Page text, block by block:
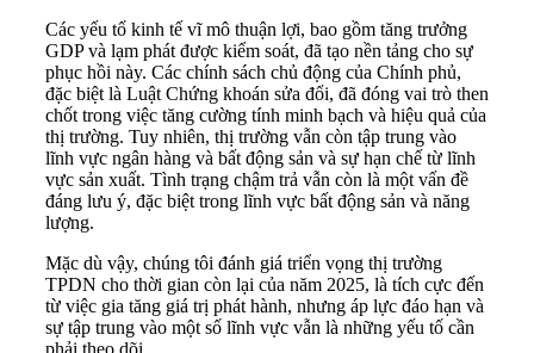
Các yếu tố kinh tế vĩ mô thuận lợi, bao gồm tăng trưởng
GDP và lạm phát được kiểm soát, đã tạo nền tảng cho sự
phục hồi này. Các chính sách chủ động của Chính phủ,
đặc biệt là Luật Chứng khoán sửa đổi, đã đóng vai trò then
chốt trong việc tăng cường tính minh bạch và hiệu quả của
thị trường. Tuy nhiên, thị trường vẫn còn tập trung vào
lĩnh vực ngân hàng và bất động sản và sự hạn chế từ lĩnh
vực sản xuất. Tình trạng chậm trả vẫn còn là một vấn đề
đáng lưu ý, đặc biệt trong lĩnh vực bất động sản và năng
lượng.
Mặc dù vậy, chúng tôi đánh giá triển vọng thị trường
TPDN cho thời gian còn lại của năm 2025, là tích cực đến
từ việc gia tăng giá trị phát hành, nhưng áp lực đáo hạn và
sự tập trung vào một số lĩnh vực vẫn là những yếu tố cần
phải theo dõi.